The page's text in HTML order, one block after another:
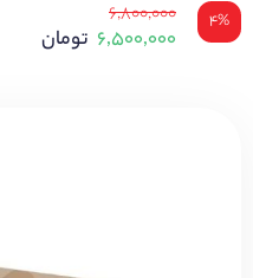
۴% ۶,۸۰۰,۰۰۰
۶,۵۰۰,۰۰۰ تومان